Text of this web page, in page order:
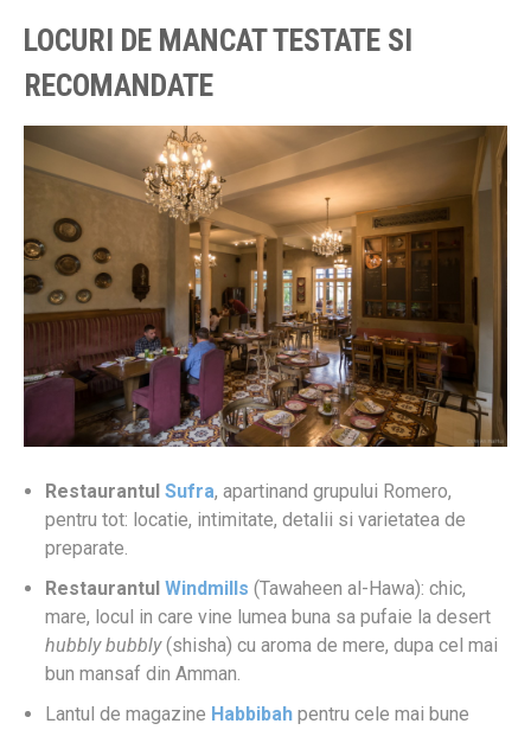
LOCURI DE MANCAT TESTATE SI
RECOMANDATE
Restaurantul Sufra, apartinand grupului Romero,
pentru tot: locatie, intimitate, detalii si varietatea de
preparate.
Restaurantul Windmills (Tawaheen al-Hawa): chic,
mare, locul in care vine lumea buna sa pufaie la desert
hubbly bubbly(shisha) cu aroma de mere, dupa cel mai
bun mansaf din Amman.
Lantul de magazine Habbibah pentru cele mai bune